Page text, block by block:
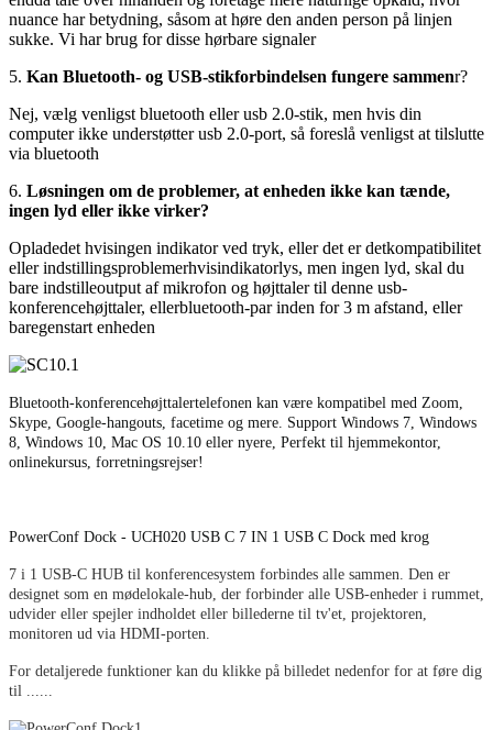
nuance har betydning, såsom at høre den anden person på linjen
sukke. Vi har brug for disse hørbare signaler
5. Kan Bluetooth- og USB-stikforbindelsen fungere sammenr?
Nej, vælg venligst bluetooth eller usb 2.0-stik, men hvis din
computer ikke understøtter usb 2.0-port, så foreslå venligst at tilslutte
via bluetooth
6. Løsningen om de problemer, at enheden ikke kan tænde,
ingen lyd eller ikke virker?
Opladedet hvisingen indikator ved tryk, eller det er detkompatibilitet
eller indstillingsproblemerhvisindikatorlys, men ingen lyd, skal du
bare indstilleoutput af mikrofon og højttaler til denne usb-
konferencehøjttaler, ellerbluetooth-par inden for 3 m afstand, eller
baregenstart enheden
Bluetooth-konferencehøjttalertelefonen kan være kompatibel med Zoom,
Skype, Google-hangouts, facetime og mere. Support Windows 7, Windows
8, Windows 10, Mac OS 10.10 eller nyere, Perfekt til hjemmekontor,
onlinekursus, forretningsrejser!
PowerConf Dock - UCH020 USB C 7 IN 1 USB C Dock med krog
7 i 1 USB-C HUB til konferencesystem forbindes alle sammen. Den er
designet som en mødelokale-hub, der forbinder alle USB-enheder i rummet,
udvider eller spejler indholdet eller billederne til tv'et, projektoren,
monitoren ud via HDMI-porten.
For detaljerede funktioner kan du klikke på billedet nedenfor for at føre dig
til ......